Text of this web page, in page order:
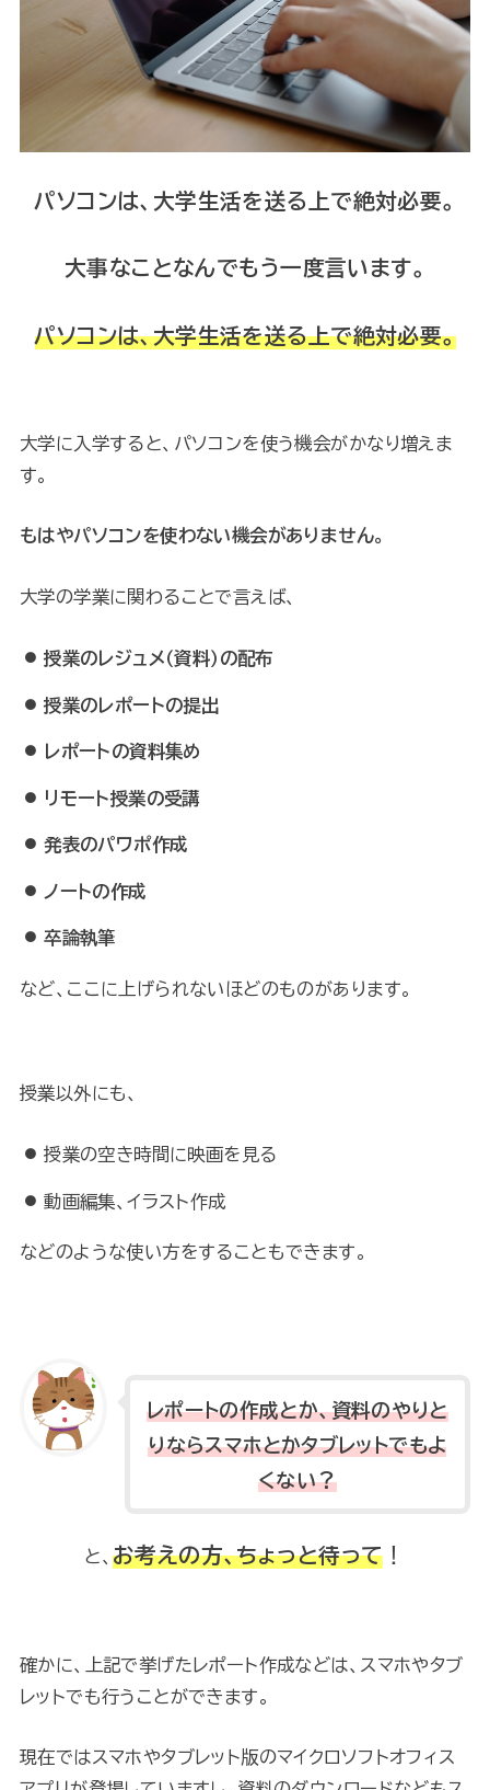
パソコンは、大学生活を送る上で絶対必要。
大事なことなんでもう一度言います。
パソコンは、大学生活を送る上で絶対必要。
大学に入学すると、パソコンを使う機会がかなり増えま
す。
もはやパソコンを使わない機会がありません。
大学の学業に関わることで言えば、
授業のレジュメ（資料）の配布
授業のレポートの提出
レポートの資料集め
リモート授業の受講
発表のパワポ作成
ノートの作成
卒論執筆
など、ここに上げられないほどのものがあります。
授業以外にも、
授業の空き時間に映画を見る
動画編集、イラスト作成
などのような使い方をすることもできます。
レポートの作成とか、資料のやりと
りならスマホとかタブレットでもよ
くない？
と、お考えの方、ちょっと待って ！
確かに、上記で挙げたレポート作成などは、スマホやタブ
レットでも行うことができます。
現在ではスマホやタブレット版のマイクロソフトオフィス